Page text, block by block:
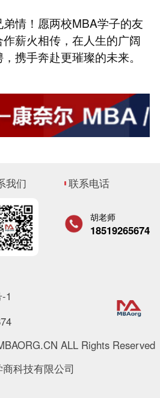
情！愿两校MBA学子的友
薪火相传，在人生的广阔
携手奔赴更璀璨的未来。
我们 联系电话
胡老师
18519265674
1
ALL Rights Reserved
科技有限公司